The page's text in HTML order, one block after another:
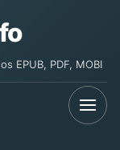
EPUB, PDF, MOBI